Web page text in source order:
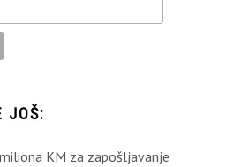
JOŠ:
KM za zapošljavanje